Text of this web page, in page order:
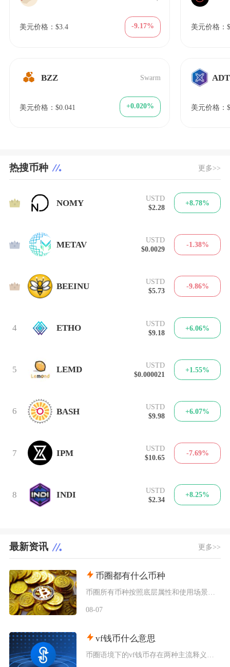
美元价格：$3.4 -9.17%
BZZ Swarm
美元价格：$0.041 +0.020%
美元价格：
ADT
美元价格：
热搜币种 更多>>
1 NOMY
USTD
$2.28
+8.78%
2 METAV
USTD
$0.0029
-1.38%
3 BEEINU
USTD
$5.73
-9.86%
4 ETHO
USTD
$9.18
+6.06%
5 LEMD
USTD
$0.000021
+1.55%
6 BASH
USTD
$9.98
+6.07%
7 IPM
USTD
$10.65
-7.69%
8 INDI
USTD
$2.34
+8.25%
最新资讯 更多>>
币圈都有什么币种
08-07
vf钱币什么意思